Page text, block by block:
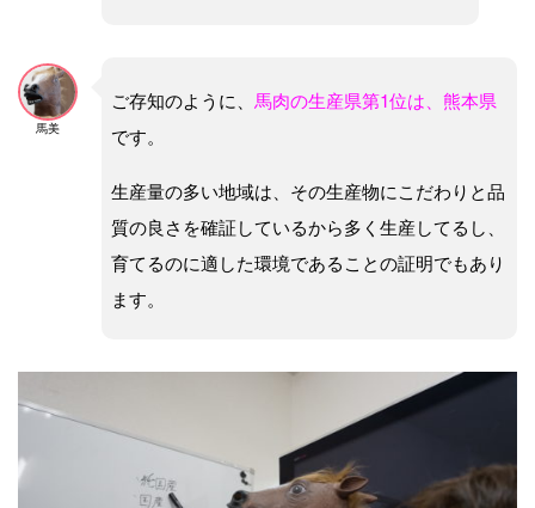
馬美
ご存知のように、 馬肉の生産県第1位は、熊本県
です。
生産量の多い地域は、その生産物にこだわりと品
質の良さを確証しているから多く生産してるし、
育てるのに適した環境であることの証明でもあり
ます。